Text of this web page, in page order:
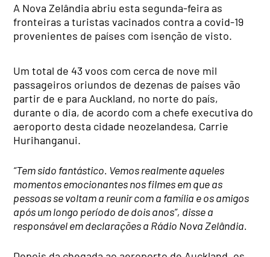
A Nova Zelândia abriu esta segunda-feira as
fronteiras a turistas vacinados contra a covid-19
provenientes de países com isenção de visto.
Um total de 43 voos com cerca de nove mil
passageiros oriundos de dezenas de países vão
partir de e para Auckland, no norte do país,
durante o dia, de acordo com a chefe executiva do
aeroporto desta cidade neozelandesa, Carrie
Hurihanganui.
“Tem sido fantástico. Vemos realmente aqueles
momentos emocionantes nos filmes em que as
pessoas se voltam a reunir com a família e os amigos
após um longo período de dois anos”, disse a
responsável em declarações a Rádio Nova Zelândia.